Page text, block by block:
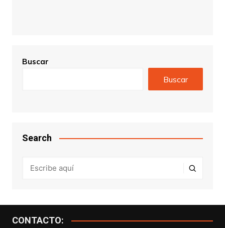
Buscar
Buscar
Search
CONTACTO: